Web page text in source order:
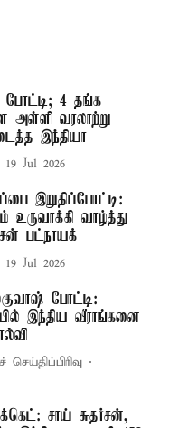
போட்டி; 4 தங்க
அள்ளி வரலாற்று
இந்தியா
19 Jul 2026
இறுதிப்போட்டி:
உருவாக்கி வாழ்த்து
பட்நாயக்
19 Jul 2026
போட்டி:
இந்திய வீராங்கனை
சாய் சுதர்சன்,